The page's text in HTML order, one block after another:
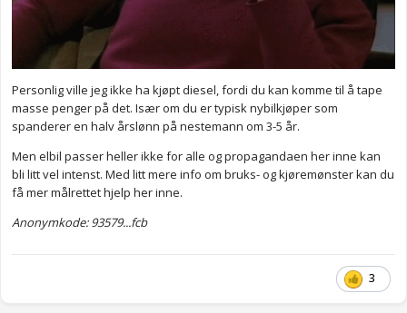
Personlig ville jeg ikke ha kjøpt diesel, fordi du kan komme til å tape
masse penger på det. Især om du er typisk nybilkjøper som
spanderer en halv årslønn på nestemann om 3-5 år.
Men elbil passer heller ikke for alle og propagandaen her inne kan
bli litt vel intenst. Med litt mere info om bruks- og kjøremønster kan du
få mer målrettet hjelp her inne.
Anonymkode: 93579...fcb
3